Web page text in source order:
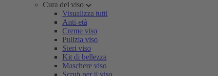
Cura del viso
Visualizza tutti
Anti-età
Creme viso
Pulizia viso
Sieri viso
Kit di bellezza
Maschere viso
Scrub per il viso